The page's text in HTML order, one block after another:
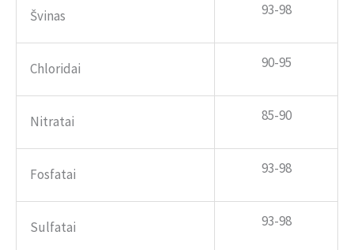
Švinas 93-98
Chloridai 90-95
Nitratai 85-90
Fosfatai 93-98
Sulfatai 93-98